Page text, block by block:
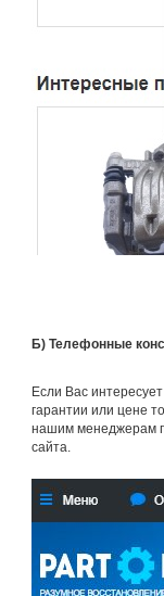
Б) Телефонные
Если Вас
гарантии или цене
нашим менеджерам
сайта.